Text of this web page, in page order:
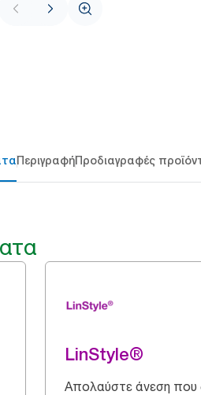
ΠεριγραφήΠροδιαγραφές
LinStyle®
Απολαύστε άνεση που